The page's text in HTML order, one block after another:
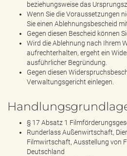
beziehungsweise das
Wenn Sie die Voraussetzungen
Sie einen Ablehnungsbescheid
Gegen diesen Bescheid können
Wird die Ablehnung nach Ihrem
aufrechterhalten, ergeht ein
ausführlicher Begründung.
Gegen diesen
Verwaltungsgericht einlegen.
§ 17 Absatz 1
Runderlass Außenwirtschaft,
Filmwirtschaft, Ausstellung von
Deutschland